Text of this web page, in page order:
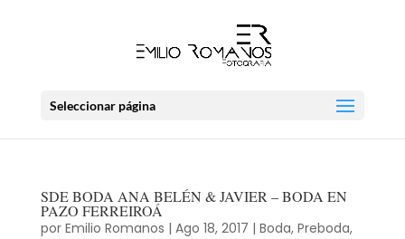
Seleccionar página
SDE BODA ANA BELÉN & JAVIER – BODA EN
PAZO FERREIROÁ
por Emilio Romanos | Ago 18, 2017 | Boda, Preboda,